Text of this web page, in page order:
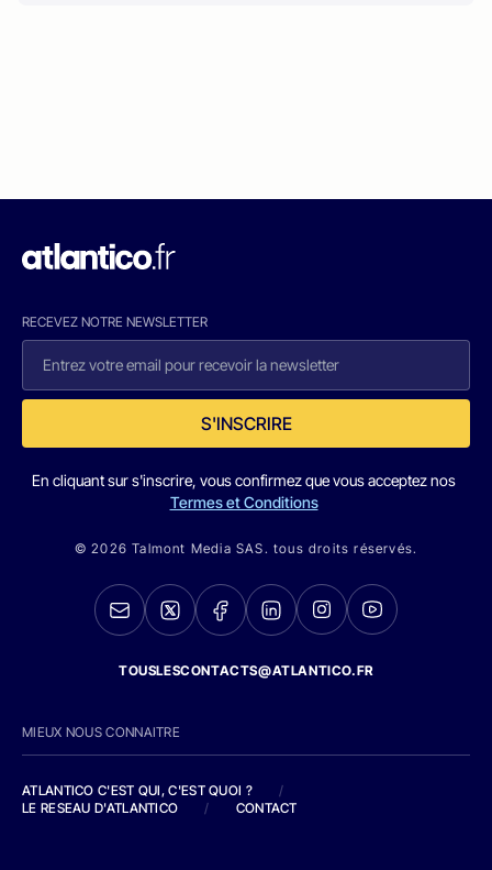
RECEVEZ NOTRE NEWSLETTER
S'INSCRIRE
En cliquant sur s'inscrire, vous confirmez que vous acceptez nos
Termes et Conditions
© 2026 Talmont Media SAS. tous droits réservés.
TOUSLESCONTACTS@ATLANTICO.FR
MIEUX NOUS CONNAITRE
ATLANTICO C'EST QUI, C'EST QUOI ?
/
LE RESEAU D'ATLANTICO
/ CONTACT